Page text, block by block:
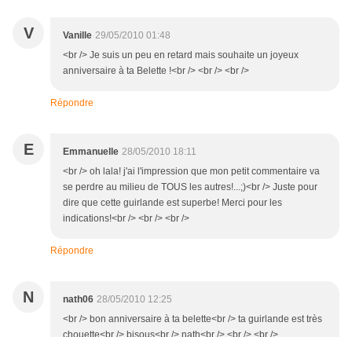
V Vanille 29/05/2010 01:48
<br /> Je suis un peu en retard mais souhaite un joyeux
anniversaire à ta Belette !<br /> <br /> <br />
Répondre
E Emmanuelle 28/05/2010 18:11
<br /> oh lala! j'ai l'impression que mon petit commentaire va
se perdre au milieu de TOUS les autres!...;)<br /> Juste pour
dire que cette guirlande est superbe! Merci pour les
indications!<br /> <br /> <br />
Répondre
N nath06 28/05/2010 12:25
<br /> bon anniversaire à ta belette<br /> ta guirlande est très
chouette<br /> bisous<br /> nath<br /> <br /> <br />